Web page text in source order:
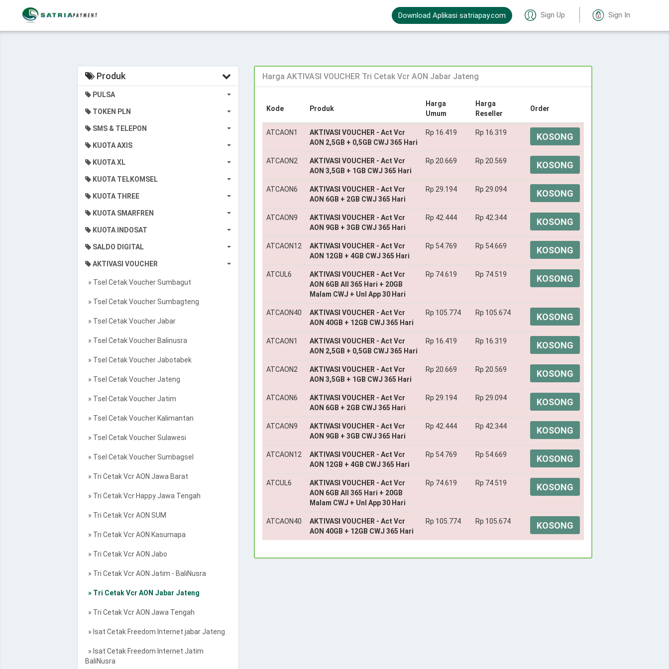
Download Aplikasi satriapay.com Sign Up Sign In
Produk
PULSA
TOKEN PLN
SMS & TELEPON
KUOTA AXIS
KUOTA XL
KUOTA TELKOMSEL
KUOTA THREE
KUOTA SMARFREN
KUOTA INDOSAT
SALDO DIGITAL
AKTIVASI VOUCHER
» Tsel Cetak Voucher Sumbagut
» Tsel Cetak Voucher Sumbagteng
» Tsel Cetak Voucher Jabar
» Tsel Cetak Voucher Balinusra
» Tsel Cetak Voucher Jabotabek
» Tsel Cetak Voucher Jateng
» Tsel Cetak Voucher Jatim
» Tsel Cetak Voucher Kalimantan
» Tsel Cetak Voucher Sulawesi
» Tsel Cetak Voucher Sumbagsel
» Tri Cetak Vcr AON Jawa Barat
» Tri Cetak Vcr Happy Jawa Tengah
» Tri Cetak Vcr AON SUM
» Tri Cetak Vcr AON Kasumapa
» Tri Cetak Vcr AON Jabo
» Tri Cetak Vcr AON Jatim - BaliNusra
» Tri Cetak Vcr AON Jabar Jateng
» Tri Cetak Vcr AON Jawa Tengah
» Isat Cetak Freedom Internet jabar Jateng
» Isat Cetak Freedom Internet Jatim
BaliNusra
Harga AKTIVASI VOUCHER Tri Cetak Vcr AON Jabar Jateng
Kode Produk
Harga
Umum
Harga
Reseller
Order
ATCAON1
AKTIVASI VOUCHER - Act Vcr
AON 2,5GB + 0,5GB CWJ 365 Hari
Rp 16.419 Rp 16.319 KOSONG
ATCAON2
AKTIVASI VOUCHER - Act Vcr
AON 3,5GB + 1GB CWJ 365 Hari
Rp 20.669 Rp 20.569 KOSONG
ATCAON6
AKTIVASI VOUCHER - Act Vcr
AON 6GB + 2GB CWJ 365 Hari
Rp 29.194 Rp 29.094 KOSONG
ATCAON9
AKTIVASI VOUCHER - Act Vcr
AON 9GB + 3GB CWJ 365 Hari
Rp 42.444 Rp 42.344 KOSONG
ATCAON12
AKTIVASI VOUCHER - Act Vcr
AON 12GB + 4GB CWJ 365 Hari
Rp 54.769 Rp 54.669 KOSONG
ATCUL6
AKTIVASI VOUCHER - Act Vcr
AON 6GB All 365 Hari + 20GB
Malam CWJ + Unl App 30 Hari
Rp 74.619 Rp 74.519 KOSONG
ATCAON40
AKTIVASI VOUCHER - Act Vcr
AON 40GB + 12GB CWJ 365 Hari
Rp 105.774 Rp 105.674 KOSONG
ATCAON1
AKTIVASI VOUCHER - Act Vcr
AON 2,5GB + 0,5GB CWJ 365 Hari
Rp 16.419 Rp 16.319 KOSONG
ATCAON2
AKTIVASI VOUCHER - Act Vcr
AON 3,5GB + 1GB CWJ 365 Hari
Rp 20.669 Rp 20.569 KOSONG
ATCAON6
AKTIVASI VOUCHER - Act Vcr
AON 6GB + 2GB CWJ 365 Hari
Rp 29.194 Rp 29.094 KOSONG
ATCAON9
AKTIVASI VOUCHER - Act Vcr
AON 9GB + 3GB CWJ 365 Hari
Rp 42.444 Rp 42.344 KOSONG
ATCAON12
AKTIVASI VOUCHER - Act Vcr
AON 12GB + 4GB CWJ 365 Hari
Rp 54.769 Rp 54.669 KOSONG
ATCUL6
AKTIVASI VOUCHER - Act Vcr
AON 6GB All 365 Hari + 20GB
Malam CWJ + Unl App 30 Hari
Rp 74.619 Rp 74.519 KOSONG
ATCAON40
AKTIVASI VOUCHER - Act Vcr
AON 40GB + 12GB CWJ 365 Hari
Rp 105.774 Rp 105.674 KOSONG